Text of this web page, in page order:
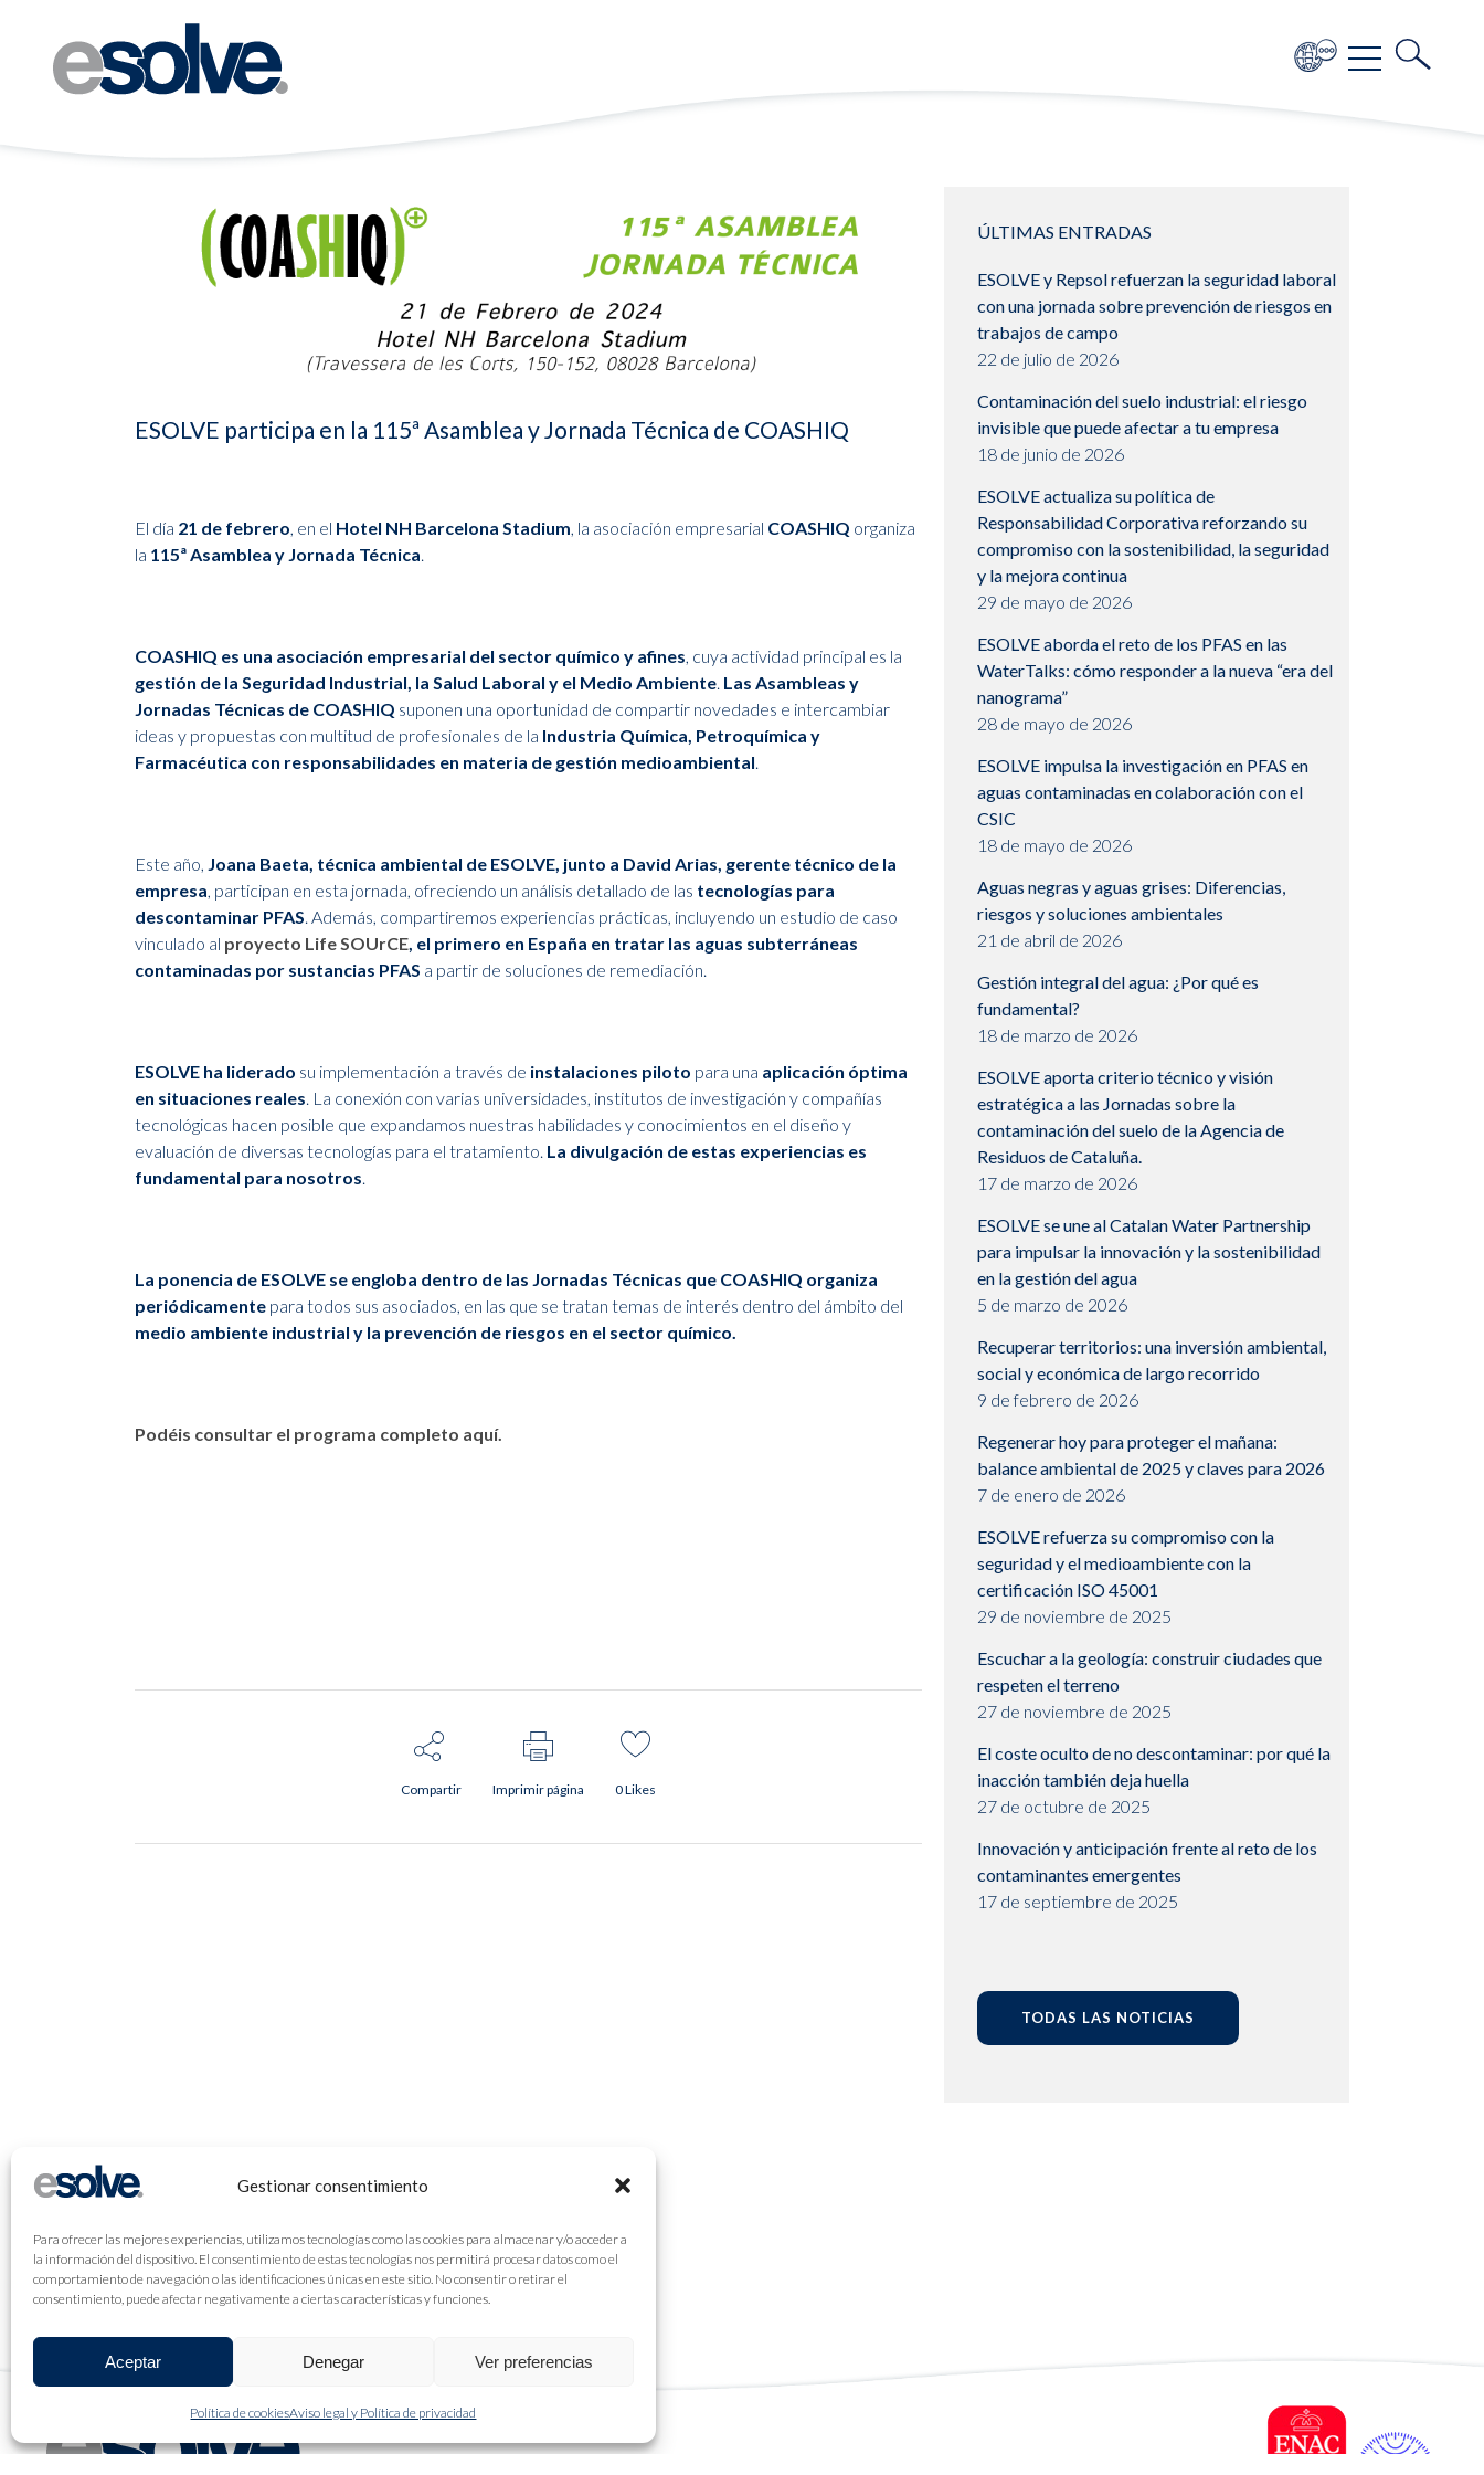
Gestionar consentimiento
Para ofrecer las mejores experiencias, utilizamos tecnologías como las cookies para almacenar y/o acceder a
la información del dispositivo. El consentimiento de estas tecnologías nos permitirá procesar datos como el
comportamiento de navegación o las identificaciones únicas en este sitio. No consentir o retirar el
consentimiento, puede afectar negativamente a ciertas características y funciones.
Aceptar Denegar Ver preferencias
Política de cookiesAviso legal y Política de privacidad
ESOLVE participa en la 115ª Asamblea y Jornada Técnica de COASHIQ
El día 21 de febrero , en el Hotel NH Barcelona Stadium , la asociación empresarial COASHIQ organiza
la 115ª Asamblea y Jornada Técnica
COASHIQ es una asociación empresarial del sector químico y afines , cuya actividad principal es la
gestión de la Seguridad Industrial, la Salud Laboral y el Medio Ambiente Las Asambleas y
Jornadas Técnicas de COASHIQ suponen una oportunidad de compartir novedades e intercambiar
ideas y propuestas con multitud de profesionales de la Industria Química, Petroquímica y
Farmacéutica con responsabilidades en materia de gestión medioambiental
Este año, Joana Baeta, técnica ambiental de ESOLVE, junto a David Arias, gerente técnico de la
empresa , participan en esta jornada, ofreciendo un análisis detallado de las tecnologías para
descontaminar PFAS . Además, compartiremos experiencias prácticas, incluyendo un estudio de caso
vinculado al proyecto Life SOUrCE , el primero en España en tratar las aguas subterráneas
contaminadas por sustancias PFAS a partir de soluciones de remediación.
ESOLVE ha liderado su implementación a través de instalaciones piloto para una aplicación óptima
en situaciones reales . La conexión con varias universidades, institutos de investigación y compañías
tecnológicas hacen posible que expandamos nuestras habilidades y conocimientos en el diseño y
evaluación de diversas tecnologías para el tratamiento. La divulgación de estas experiencias es
fundamental para nosotros
La ponencia de ESOLVE se engloba dentro de las Jornadas Técnicas que COASHIQ organiza
periódicamente para todos sus asociados, en las que se tratan temas de interés dentro del ámbito del
medio ambiente industrial y la prevención de riesgos en el sector químico.
Podéis consultar el programa completo aquí.
Compartir Imprimir página 0Likes
ÚLTIMAS ENTRADAS
ESOLVE y Repsol refuerzan la seguridad laboral
con una jornada sobre prevención de riesgos en
trabajos de campo
22 de julio de 2026
Contaminación del suelo industrial: el riesgo
invisible que puede afectar a tu empresa
18 de junio de 2026
ESOLVE actualiza su política de
Responsabilidad Corporativa reforzando su
compromiso con la sostenibilidad, la seguridad
y la mejora continua
29 de mayo de 2026
ESOLVE aborda el reto de los PFAS en las
WaterTalks: cómo responder a la nueva “era del
nanograma”
28 de mayo de 2026
ESOLVE impulsa la investigación en PFAS en
aguas contaminadas en colaboración con el
CSIC
18 de mayo de 2026
Aguas negras y aguas grises: Diferencias,
riesgos y soluciones ambientales
21 de abril de 2026
Gestión integral del agua: ¿Por qué es
fundamental?
18 de marzo de 2026
ESOLVE aporta criterio técnico y visión
estratégica a las Jornadas sobre la
contaminación del suelo de la Agencia de
Residuos de Cataluña.
17 de marzo de 2026
ESOLVE se une al Catalan Water Partnership
para impulsar la innovación y la sostenibilidad
en la gestión del agua
5 de marzo de 2026
Recuperar territorios: una inversión ambiental,
social y económica de largo recorrido
9 de febrero de 2026
Regenerar hoy para proteger el mañana:
balance ambiental de 2025 y claves para 2026
7 de enero de 2026
ESOLVE refuerza su compromiso con la
seguridad y el medioambiente con la
certificación ISO 45001
29 de noviembre de 2025
Escuchar a la geología: construir ciudades que
respeten el terreno
27 de noviembre de 2025
El coste oculto de no descontaminar: por qué la
inacción también deja huella
27 de octubre de 2025
Innovación y anticipación frente al reto de los
contaminantes emergentes
17 de septiembre de 2025
TODAS LAS NOTICIAS